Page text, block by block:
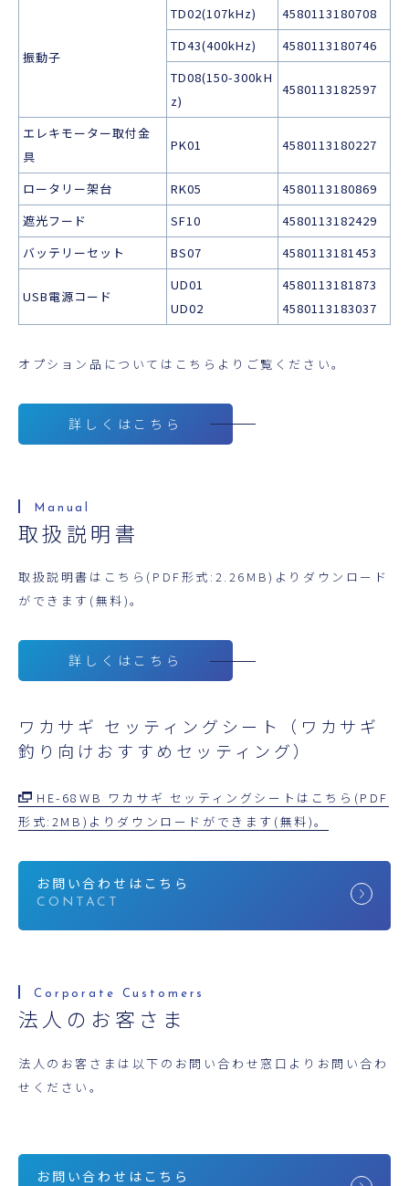
振動子
TD02(107kHz)
4580113180708
TD43(400kHz)
4580113180746
TD08(150-300kH
z)
4580113182597
エレキモーター取付金
具
PK01 4580113180227
ロータリー架台 RK05
4580113180869
遮光フード
SF10
4580113182429
バッテリーセット
BS07 4580113181453
USB電源コード
UD01
UD02
4580113181873
4580113183037
オプション品についてはこちらよりご覧ください。
詳しくはこちら
取扱説明書
取扱説明書はこちら(PDF形式:2.26MB)よりダウンロード
ができます(無料)。
詳しくはこちら
ワカサギ セッティングシート（ワカサギ
釣り向けおすすめセッティング）
HE-68WB ワカサギ セッティングシートはこちら(PDF
形式:2MB)よりダウンロードができます(無料)。
お問い合わせはこちら
法人のお客さま
法人のお客さまは以下のお問い合わせ窓口よりお問い合わ
せください。
お問い合わせはこちら